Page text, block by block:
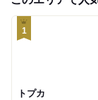
1
トプカ